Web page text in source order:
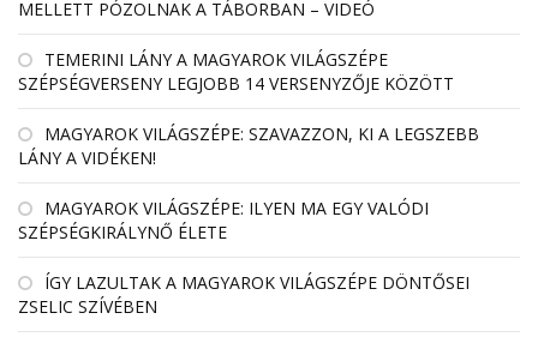
MELLETT PÓZOLNAK A TÁBORBAN – VIDEÓ
TEMERINI LÁNY A MAGYAROK VILÁGSZÉPE
SZÉPSÉGVERSENY LEGJOBB 14 VERSENYZŐJE KÖZÖTT
MAGYAROK VILÁGSZÉPE: SZAVAZZON, KI A LEGSZEBB
LÁNY A VIDÉKEN!
MAGYAROK VILÁGSZÉPE: ILYEN MA EGY VALÓDI
SZÉPSÉGKIRÁLYNŐ ÉLETE
ÍGY LAZULTAK A MAGYAROK VILÁGSZÉPE DÖNTŐSEI
ZSELIC SZÍVÉBEN